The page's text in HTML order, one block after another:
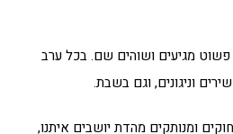
פשוט מגיעים ושוהים שם. בכל ערב
וניגונים, וגם בשבת.
ומנותקים מהדת יושבים איתנו,